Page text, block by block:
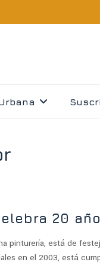
20
pinturería, está de
en el 2003, está